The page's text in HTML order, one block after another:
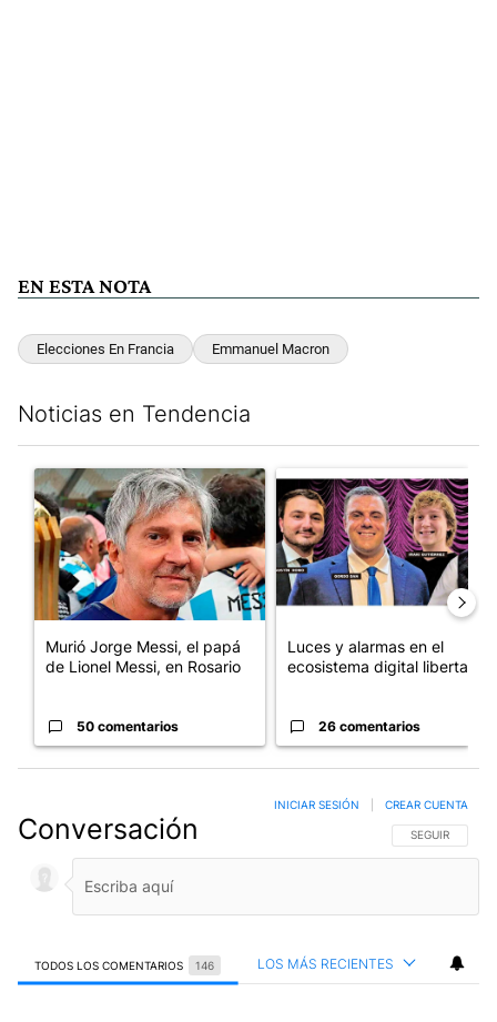
EN ESTA NOTA
Elecciones En Francia Emmanuel Macron
Noticias en Tendencia
Un artículo de tendencia con el título "Murió Jorge Messi, el
Murió Jorge Messi, el papá
de Lionel Messi, en Rosario
50 comentarios
Un artículo de tendencia con
Luces y alarmas en el
ecosistema digital libertario
26 comentarios
Conversación SIGA ESTA
SEGUIR
INICIAR SESIÓN CREAR CUENTA
TODOS LOS COMENTARIOS 146 LOS MÁS RECIENTES